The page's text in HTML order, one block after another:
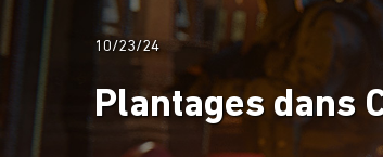
10/23/24
Plantages dans